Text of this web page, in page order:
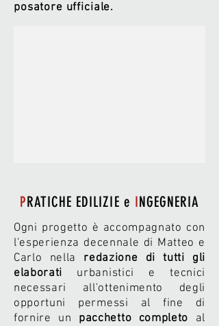
PRATICHE EDILIZIE e INGEGNERIA
posatore ufficiale.
Ogni progetto è accompagnato con
l'esperienza decennale di Matteo e
Carlo nella redazione di tutti gli
elaborati urbanistici e tecnici
necessari all'ottenimento degli
opportuni permessi al fine di
fornire un pacchetto completo al